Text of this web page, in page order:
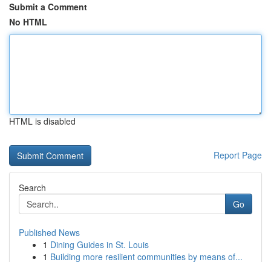
Submit a Comment
No HTML
HTML is disabled
Report Page
Search
Go
Published News
1 Dining Guides in St. Louis
1 Building more resilient communities by means of...